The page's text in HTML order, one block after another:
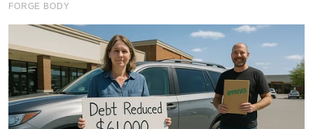
FORGE BODY